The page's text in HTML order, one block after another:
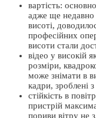
вартість:
адже ще недавно
висоті,
професійних
висоти стали
відео у високій
розміри,
може знімати в
кадри, зроблені
стійкість в
пристрій
пориви вітру не